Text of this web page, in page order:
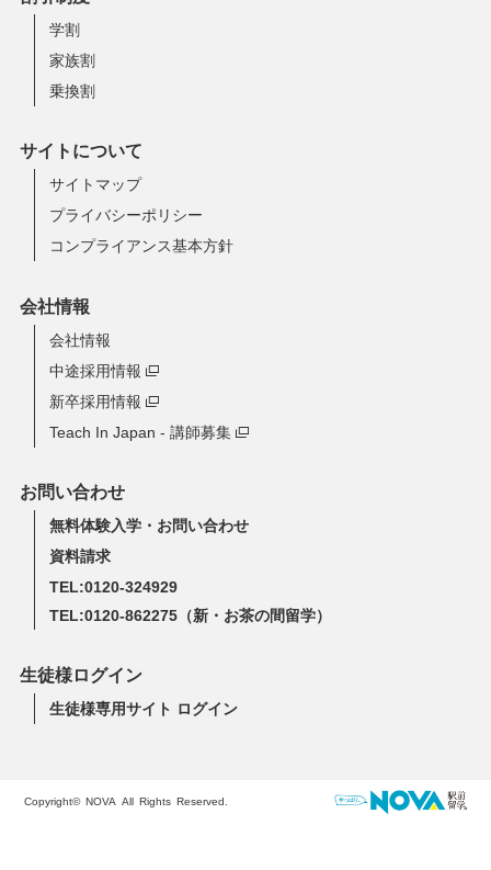
学割
家族割
乗換割
サイトについて
サイトマップ
プライバシーポリシー
コンプライアンス基本方針
会社情報
会社情報
中途採用情報
新卒採用情報
Teach In Japan - 講師募集
お問い合わせ
無料体験入学・お問い合わせ
資料請求
TEL:0120-324929
TEL:0120-862275（新・お茶の間留学）
生徒様ログイン
生徒様専用サイト ログイン
Copyright© NOVA All Rights Reserved.